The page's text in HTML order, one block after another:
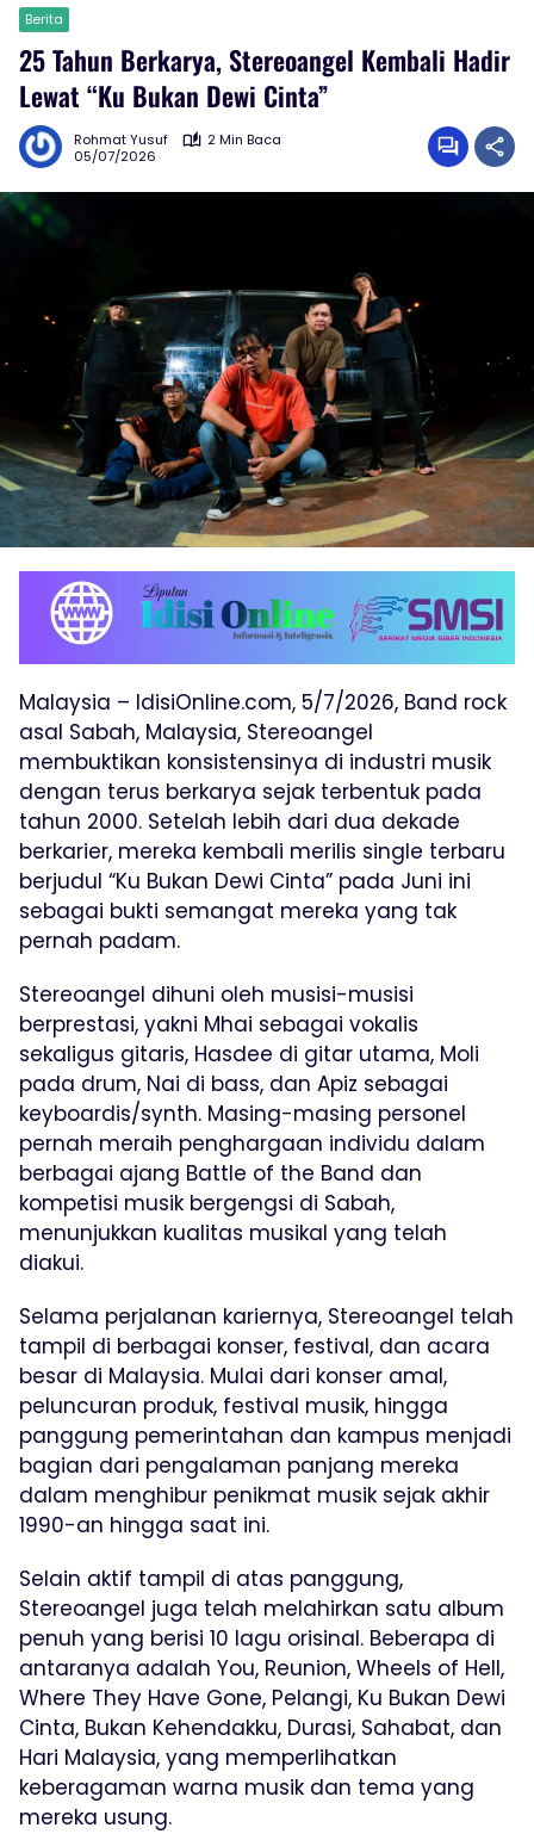
Berita
25 Tahun Berkarya, Stereoangel Kembali Hadir
Lewat “Ku Bukan Dewi Cinta”
Rohmat Yusuf
2 Min Baca
05/07/2026
Malaysia – IdisiOnline.com, 5/7/2026, Band rock
asal Sabah, Malaysia, Stereoangel
membuktikan konsistensinya di industri musik
dengan terus berkarya sejak terbentuk pada
tahun 2000. Setelah lebih dari dua dekade
berkarier, mereka kembali merilis single terbaru
berjudul “Ku Bukan Dewi Cinta” pada Juni ini
sebagai bukti semangat mereka yang tak
pernah padam.
Stereoangel dihuni oleh musisi-musisi
berprestasi, yakni Mhai sebagai vokalis
sekaligus gitaris, Hasdee di gitar utama, Moli
pada drum, Nai di bass, dan Apiz sebagai
keyboardis/synth. Masing-masing personel
pernah meraih penghargaan individu dalam
berbagai ajang Battle of the Band dan
kompetisi musik bergengsi di Sabah,
menunjukkan kualitas musikal yang telah
diakui.
Selama perjalanan kariernya, Stereoangel telah
tampil di berbagai konser, festival, dan acara
besar di Malaysia. Mulai dari konser amal,
peluncuran produk, festival musik, hingga
panggung pemerintahan dan kampus menjadi
bagian dari pengalaman panjang mereka
dalam menghibur penikmat musik sejak akhir
1990-an hingga saat ini.
Selain aktif tampil di atas panggung,
Stereoangel juga telah melahirkan satu album
penuh yang berisi 10 lagu orisinal. Beberapa di
antaranya adalah You, Reunion, Wheels of Hell,
Where They Have Gone, Pelangi, Ku Bukan Dewi
Cinta, Bukan Kehendakku, Durasi, Sahabat, dan
Hari Malaysia, yang memperlihatkan
keberagaman warna musik dan tema yang
mereka usung.